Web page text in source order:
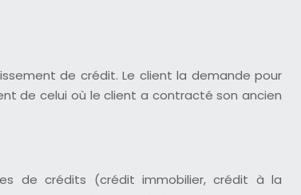
de crédit. Le client la demande pour
de celui où le client a contracté son ancien
de crédits (crédit immobilier, crédit à la